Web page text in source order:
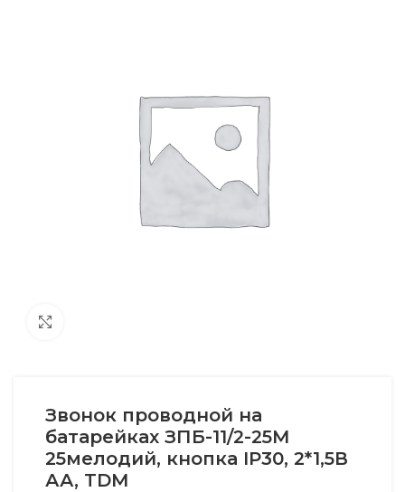
Звонок проводной на
батарейках ЗПБ-11/2-25М
25мелодий, кнопка IP30, 2*1,5В
АА, TDM